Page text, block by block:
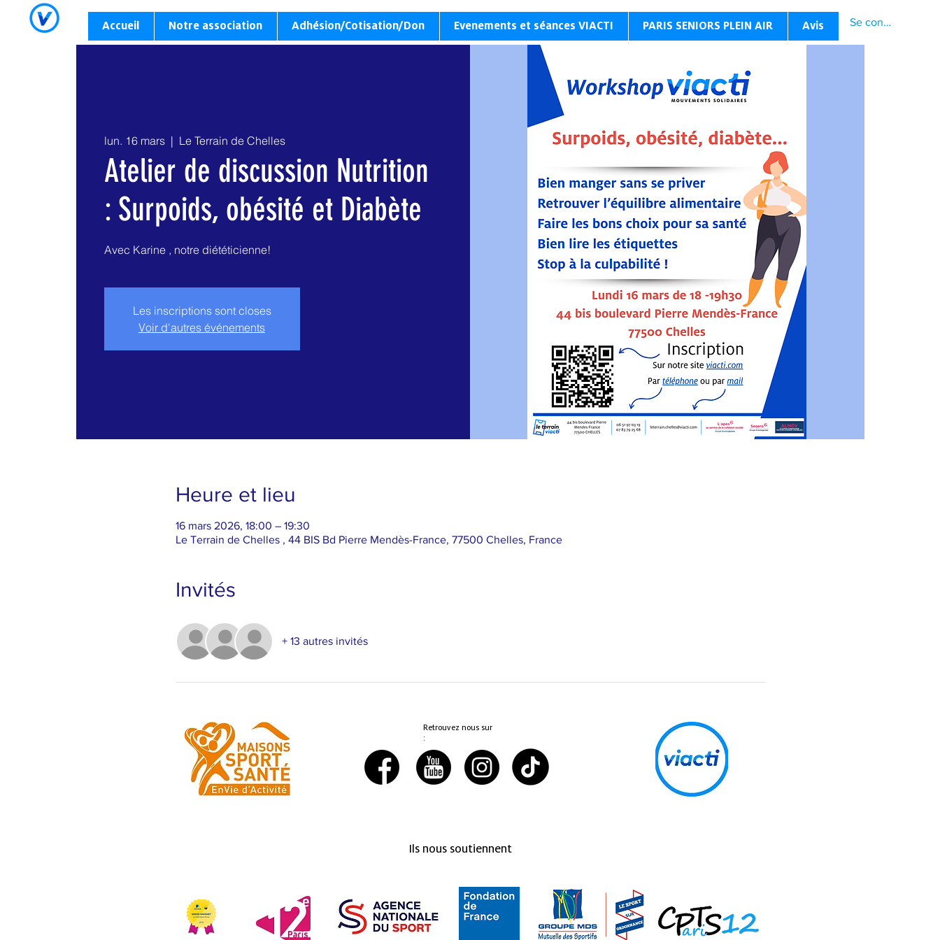
Accueil Notre association Adhésion/Cotisation/Don Evenements et séances VIACTI PARIS SENIORS PLEIN AIR Avis Se connecter
lun. 16 mars
  |
Le Terrain de Chelles
Atelier de discussion Nutrition
: Surpoids, obésité et Diabète
Avec Karine , notre diététicienne!
Les inscriptions sont closes
Voir d'autres événements
Heure et lieu
16 mars 2026, 18:00 – 19:30
Le Terrain de Chelles , 44 BIS Bd Pierre Mendès-France, 77500 Chelles, France
Invités
+ 13 autres invités
Retrouvez nous sur
:
Ils nous soutiennent